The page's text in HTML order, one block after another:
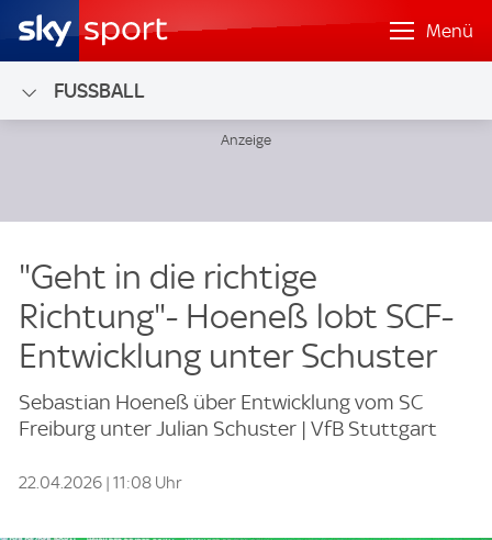
Menü
FUSSBALL
"Geht in die richtige
Richtung"- Hoeneß lobt SCF-
Entwicklung unter Schuster
Sebastian Hoeneß über Entwicklung vom SC
Freiburg unter Julian Schuster | VfB Stuttgart
22.04.2026 | 11:08 Uhr